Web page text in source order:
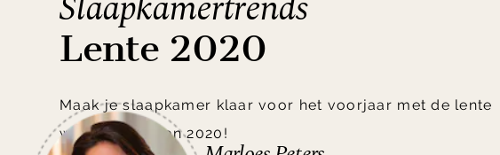
Lente 2020
Maak je slaapkamer klaar voor het voorjaar met de lente
woontrends van 2020!